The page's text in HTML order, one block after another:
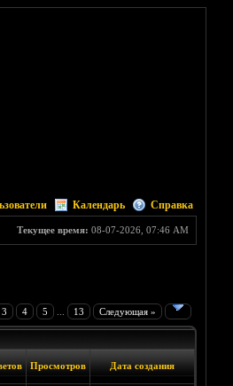
Календарь Справка
Текущее время: 08-07-2026, 07:46 AM
3 4 5 13 Следующая »
Просмотров Дата создания